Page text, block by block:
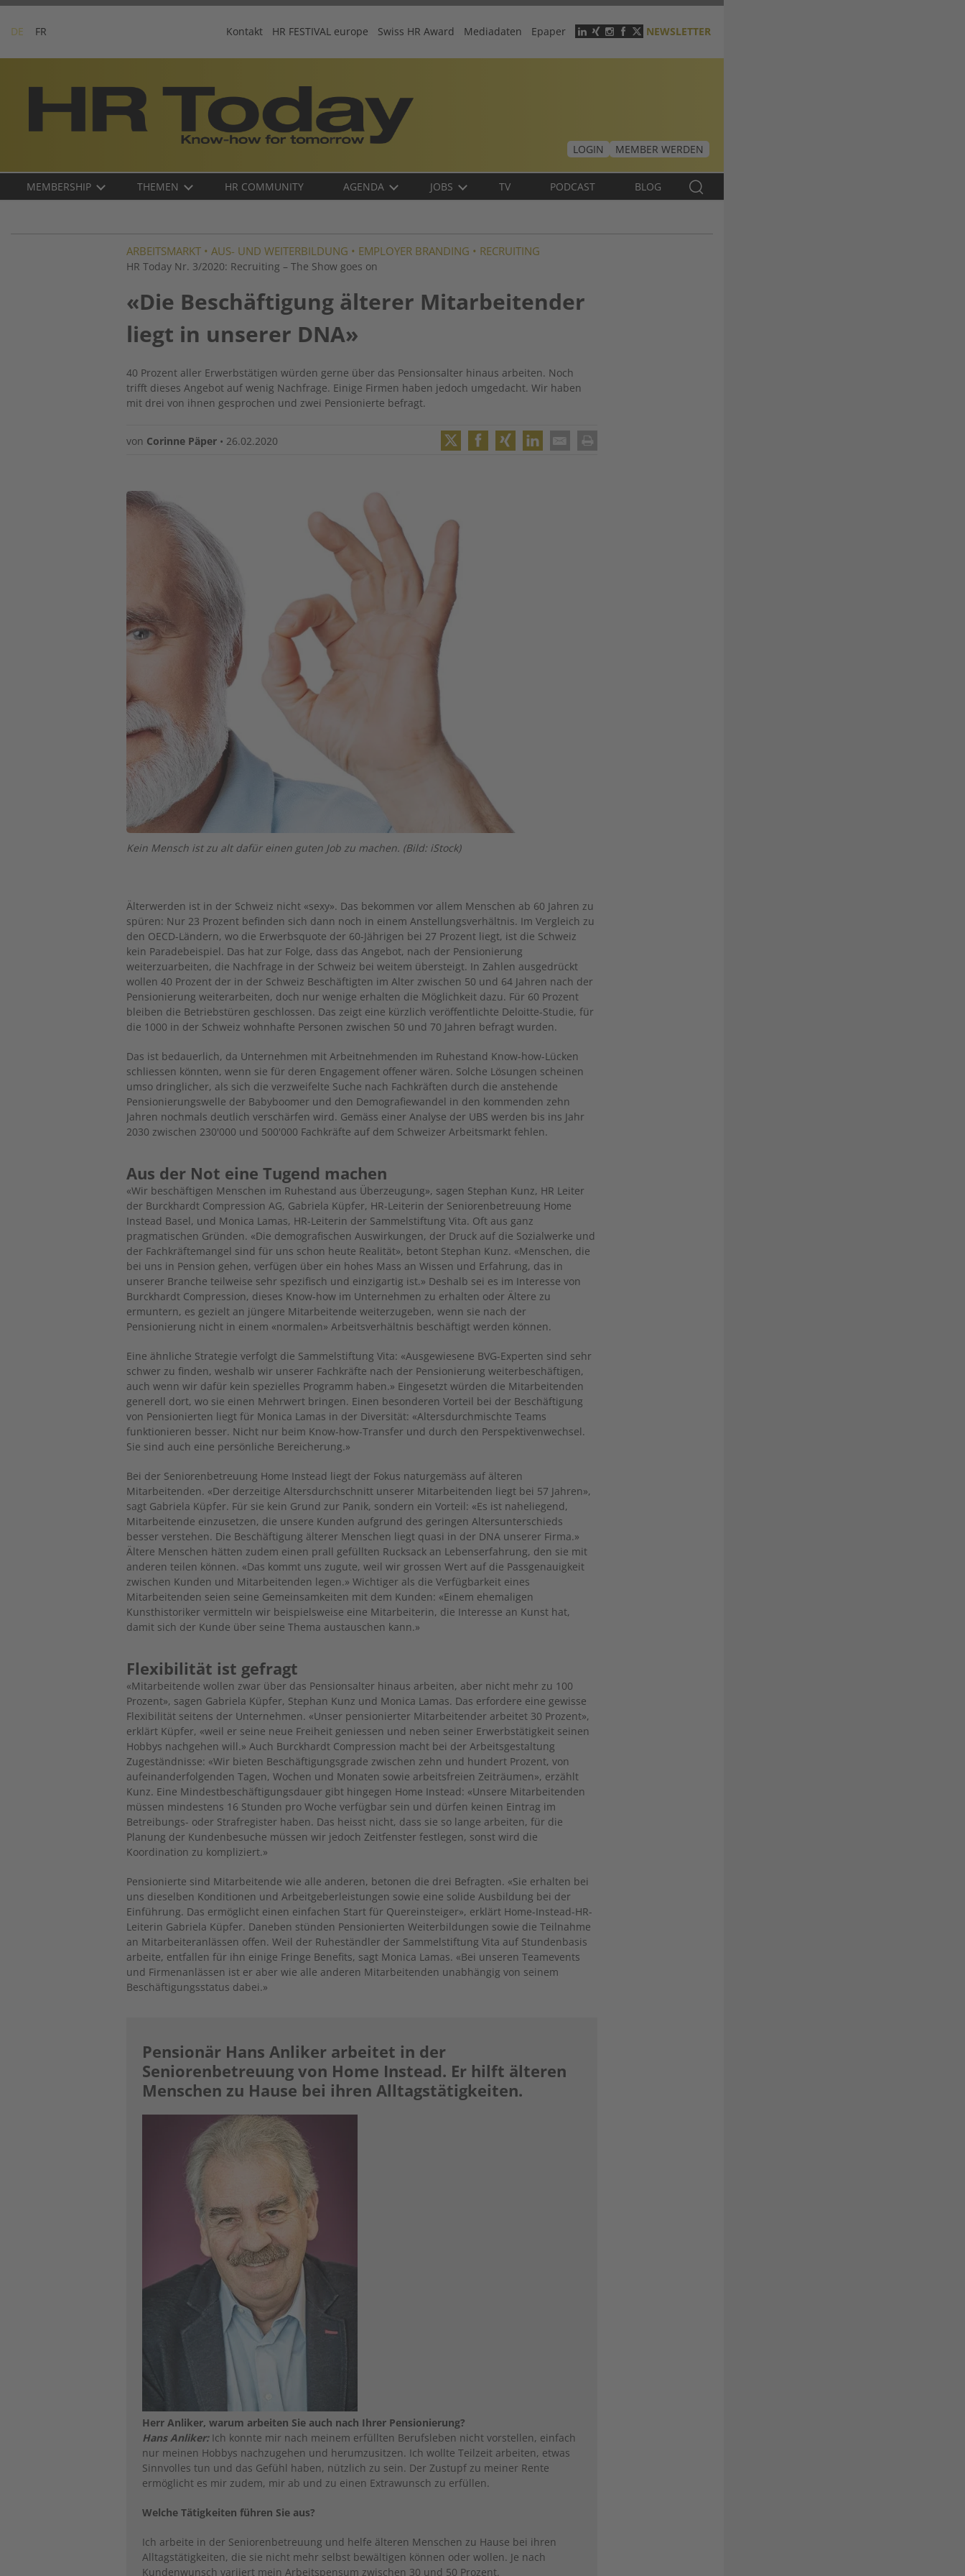
Skip
content
DE FR
Header
menu
Kontakt HR FESTIVAL europe Swiss HR Award Mediadaten Epaper NEWSLETTER
LOGIN
MEMBER WERDEN
Main
DE
MEMBERSHIP THEMEN HR COMMUNITY AGENDA JOBS TV PODCAST BLOG
ARBEITSMARKT •AUS- UND WEITERBILDUNG • EMPLOYER BRANDING • RECRUITING
HR Today Nr. 3/2020: Recruiting – The Show goes on
«Die Beschäftigung älterer Mit­arbeitender
liegt in unserer DNA»
40 Prozent aller Erwerbstätigen würden gerne über das Pensionsalter hinaus arbeiten. Noch
trifft dieses Angebot auf wenig Nachfrage. Einige Firmen haben jedoch umgedacht. Wir haben
mit drei von ihnen gesprochen und zwei Pensionierte befragt.
von Corinne Päper • 26.02.2020
Image
Kein Mensch ist zu alt dafür einen guten Job zu machen. (Bild: iStock)
Älterwerden ist in der Schweiz nicht «sexy». Das bekommen vor allem Menschen ab 60 Jahren zu
spüren: Nur 23 Prozent befinden sich dann noch in einem Anstellungsverhältnis. Im Vergleich zu
den OECD-Ländern, wo die Erwerbsquote der 60-Jährigen bei 27 Prozent liegt, ist die Schweiz
kein Paradebeispiel. Das hat zur Folge, dass das Angebot, nach der Pensionierung
weiterzuarbeiten, die Nachfrage in der Schweiz bei weitem übersteigt. In Zahlen ausgedrückt
wollen 40 Prozent der in der Schweiz Beschäftigten im Alter zwischen 50 und 64 Jahren nach der
Pensionierung weiterarbeiten, doch nur wenige erhalten die Möglichkeit dazu. Für 60 Prozent
bleiben die Betriebstüren geschlossen. Das zeigt eine kürzlich veröffentlichte Deloitte-Studie, für
die 1000 in der Schweiz wohnhafte Personen zwischen 50 und 70 Jahren befragt wurden.
Das ist bedauerlich, da Unternehmen mit Arbeitnehmenden im Ruhestand Know-how-Lücken
schliessen könnten, wenn sie für deren Engagement offener wären. Solche Lösungen scheinen
umso dringlicher, als sich die verzweifelte Suche nach Fachkräften durch die anstehende
Pensionierungswelle der Babyboomer und den Demografiewandel in den kommenden zehn
Jahren nochmals deutlich verschärfen wird. Gemäss einer Analyse der UBS werden bis ins Jahr
2030 zwischen 230'000 und 500'000 Fachkräfte auf dem Schweizer Arbeitsmarkt fehlen.
Aus der Not eine Tugend machen
«Wir beschäftigen Menschen im Ruhestand aus Überzeugung», sagen Stephan Kunz, HR Leiter
der Burckhardt Compression AG, Gabriela Küpfer, HR-Leiterin der Seniorenbetreuung Home
Instead Basel, und Monica Lamas, HR-Leiterin der Sammelstiftung Vita. Oft aus ganz
pragmatischen Gründen. «Die demografischen Auswirkungen, der Druck auf die Sozialwerke und
der Fachkräftemangel sind für uns schon heute Realität», betont Stephan Kunz. «Menschen, die
bei uns in Pension gehen, verfügen über ein hohes Mass an Wissen und Erfahrung, das in
unserer Branche teilweise sehr spezifisch und einzigartig ist.» Deshalb sei es im Interesse von
Burckhardt Compression, dieses Know-how im Unternehmen zu erhalten oder Ältere zu
ermuntern, es gezielt an jüngere Mitarbeitende weiterzugeben, wenn sie nach der
Pensionierung nicht in einem «normalen» Arbeitsverhältnis beschäftigt werden können.
Eine ähnliche Strategie verfolgt die Sammelstiftung Vita: «Ausgewiesene BVG-Experten sind sehr
schwer zu finden, weshalb wir unserer Fachkräfte nach der Pensionierung weiterbeschäftigen,
auch wenn wir dafür kein spezielles Programm haben.» Eingesetzt würden die Mitarbeitenden
generell dort, wo sie einen Mehrwert bringen. Einen besonderen Vorteil bei der Beschäftigung
von Pensionierten liegt für Monica Lamas in der Diversität: «Altersdurchmischte Teams
funktionieren besser. Nicht nur beim Know-how-Transfer und durch den Perspektivenwechsel.
Sie sind auch eine persönliche Bereicherung.»
Bei der Seniorenbetreuung Home Instead liegt der Fokus naturgemäss auf älteren
Mitarbeitenden. «Der derzeitige Altersdurchschnitt unserer Mitarbeitenden liegt bei 57 Jahren»,
sagt Gabriela Küpfer. Für sie kein Grund zur Panik, sondern ein Vorteil: «Es ist naheliegend,
Mitarbeitende einzusetzen, die unsere Kunden aufgrund des geringen Altersunterschieds
besser verstehen. Die Beschäftigung älterer Menschen liegt quasi in der DNA unserer Firma.»
Ältere Menschen hätten zudem einen prall gefüllten Rucksack an Lebenserfahrung, den sie mit
anderen teilen können. «Das kommt uns zugute, weil wir grossen Wert auf die Passgenauigkeit
zwischen Kunden und Mitarbeitenden legen.» Wichtiger als die Verfügbarkeit eines
Mitarbeitenden seien seine Gemeinsamkeiten mit dem Kunden: «Einem ehemaligen
Kunsthistoriker vermitteln wir beispielsweise eine Mitarbeiterin, die Interesse an Kunst hat,
damit sich der Kunde über seine Thema austauschen kann.»
Flexibilität ist gefragt
«Mitarbeitende wollen zwar über das Pensionsalter hinaus arbeiten, aber nicht mehr zu 100
Prozent», sagen Gabriela Küpfer, Stephan Kunz und Monica Lamas. Das erfordere eine gewisse
Flexibilität seitens der Unternehmen. «Unser pensionierter Mitarbeitender arbeitet 30 Prozent»,
erklärt Küpfer, «weil er seine neue Freiheit geniessen und neben seiner Erwerbstätigkeit seinen
Hobbys nachgehen will.» Auch Burckhardt Compression macht bei der Arbeitsgestaltung
Zugeständnisse: «Wir bieten Beschäftigungsgrade zwischen zehn und hundert Prozent, von
aufeinanderfolgenden Tagen, Wochen und Monaten sowie arbeitsfreien Zeiträumen», erzählt
Kunz. Eine Mindestbeschäftigungsdauer gibt hingegen Home Instead: «Unsere Mitarbeitenden
müssen mindestens 16 Stunden pro Woche verfügbar sein und dürfen keinen Eintrag im
Betreibungs- oder Strafregister haben. Das heisst nicht, dass sie so lange arbeiten, für die
Planung der Kundenbesuche müssen wir jedoch Zeitfenster festlegen, sonst wird die
Koordination zu kompliziert.»
Pensionierte sind Mitarbeitende wie alle anderen, betonen die drei Befragten. «Sie erhalten bei
uns dieselben Konditionen und Arbeitgeberleis­tungen sowie eine solide Ausbildung bei der
Einführung. Das ermöglicht einen einfachen Start für Quereinsteiger», erklärt Home-Instead-HR-
Leiterin Gabriela Küpfer. Daneben stünden Pensionierten Weiterbildungen sowie die Teilnahme
an Mitarbeiteranlässen offen. Weil der Ruheständler der Sammelstiftung Vita auf Stundenbasis
arbeite, entfallen für ihn einige Fringe Benefits, sagt Monica Lamas. «Bei unseren Teamevents
und Firmenanlässen ist er aber wie alle anderen Mitarbeitenden unabhängig von seinem
Beschäftigungsstatus dabei.»
Pensionär Hans Anliker arbeitet in der
Seniorenbetreuung von Home Instead. Er hilft älteren
Menschen zu Hause bei ihren Alltagstätigkeiten.
Herr Anliker, warum arbeiten Sie auch nach Ihrer Pensionierung?
Hans Anliker:Ich konnte mir nach meinem erfüllten Berufsleben nicht vorstellen, einfach
nur meinen Hobbys nachzugehen und herumzusitzen. Ich wollte Teilzeit arbeiten, etwas
Sinnvolles tun und das Gefühl haben, nützlich zu sein. Der Zustupf zu meiner Rente
ermöglicht es mir zudem, mir ab und zu einen Extrawunsch zu erfüllen.
Welche Tätigkeiten führen Sie aus?
Ich arbeite in der Seniorenbetreuung und helfe älteren Menschen zu Hause bei ihren
Alltagstätigkeiten, die sie nicht mehr selbst bewältigen können oder wollen. Je nach
Kundenwunsch variiert mein Arbeitspensum zwischen 30 und 50 Prozent.